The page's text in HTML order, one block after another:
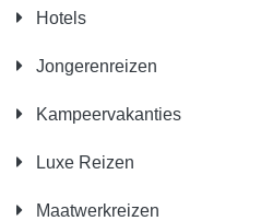
Hotels
Jongerenreizen
Kampeervakanties
Luxe Reizen
Maatwerkreizen